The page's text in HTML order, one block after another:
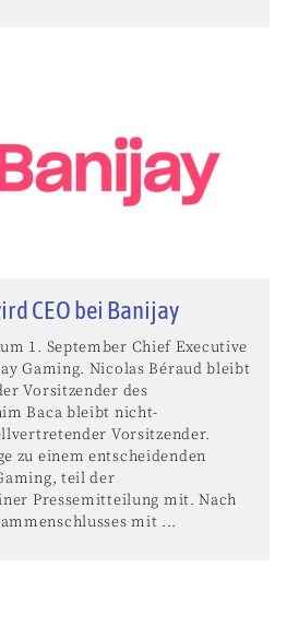
CEO bei Banijay
1. September Chief Executive
Gaming. Nicolas Béraud bleibt
Vorsitzender des
Baca bleibt nicht-
Vorsitzender.
zu einem entscheidenden
teil der
Pressemitteilung mit. Nach
mit ...